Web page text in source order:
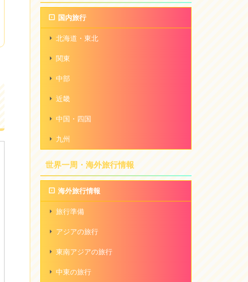
国内旅行
北海道・東北
関東
中部
近畿
中国・四国
九州
世界一周・海外旅行情報
海外旅行情報
旅行準備
アジアの旅行
東南アジアの旅行
中東の旅行